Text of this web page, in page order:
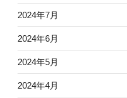
2024年7月
2024年6月
2024年5月
2024年4月